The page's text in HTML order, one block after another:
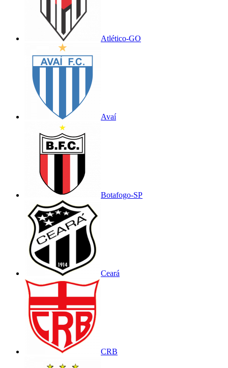
Atlético-GO
Avaí
Botafogo-SP
Ceará
CRB